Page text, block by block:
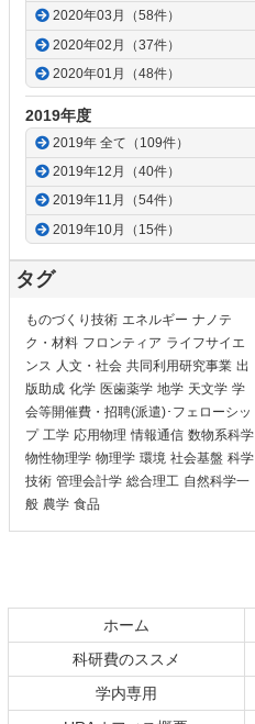
2020年03月（58件）
2020年02月（37件）
2020年01月（48件）
2019年度
2019年 全て（109件）
2019年12月（40件）
2019年11月（54件）
2019年10月（15件）
タグ
ものづくり技術 エネルギー ナノテ
ク・材料 フロンティア ライフサイエ
ンス 人文・社会 共同利用研究事業 出
版助成 化学 医歯薬学 地学 天文学 学
会等開催費・招聘(派遣)･フェローシッ
プ 工学 応用物理 情報通信 数物系科学
物性物理学 物理学 環境 社会基盤 科学
技術 管理会計学 総合理工 自然科学一
般 農学 食品
ホーム
科研費のススメ
学内専用